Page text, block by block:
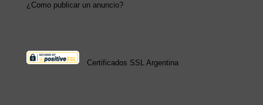
¿Como publicar un anuncio?
Certificados SSL Argentina